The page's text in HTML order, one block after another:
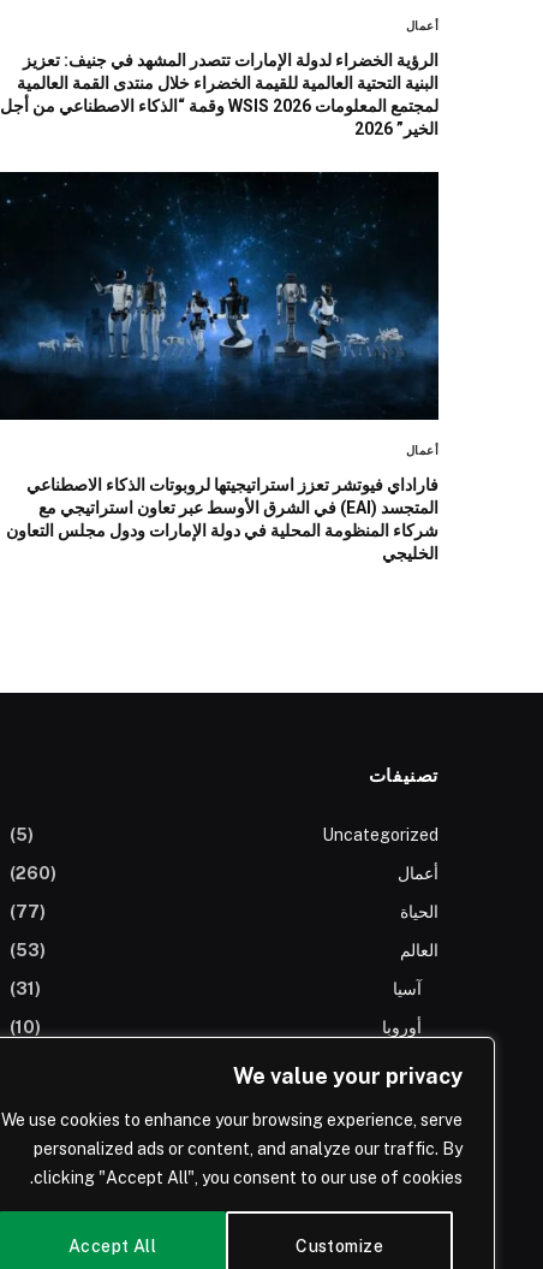
We value your privacy
We use cookies to enhance your browsing experience, serve
personalized ads or content, and analyze our traffic. By
clicking "Accept All", you consent to our use of cookies.
Customize
Accept All
أعمال
الرؤية الخضراء لدولة الإمارات تتصدر المشهد في جنيف: تعزيز
البنية التحتية العالمية للقيمة الخضراء خلال منتدى القمة العالمية
لمجتمع المعلومات WSIS 2026 وقمة “الذكاء الاصطناعي من أجل
الخير” 2026
أعمال
فاراداي فيوتشر تعزز استراتيجيتها لروبوتات الذكاء الاصطناعي
المتجسد (EAI) في الشرق الأوسط عبر تعاون استراتيجي مع
شركاء المنظومة المحلية في دولة الإمارات ودول مجلس التعاون
الخليجي
تصنيفات
Uncategorized
(5)
أعمال
(260)
الحياة
(77)
العالم
(53)
آسيا
(31)
أوروبا
(10)
افريقيا
المملكة العربية السعودية
(66)
تكنولوجيا
(43)